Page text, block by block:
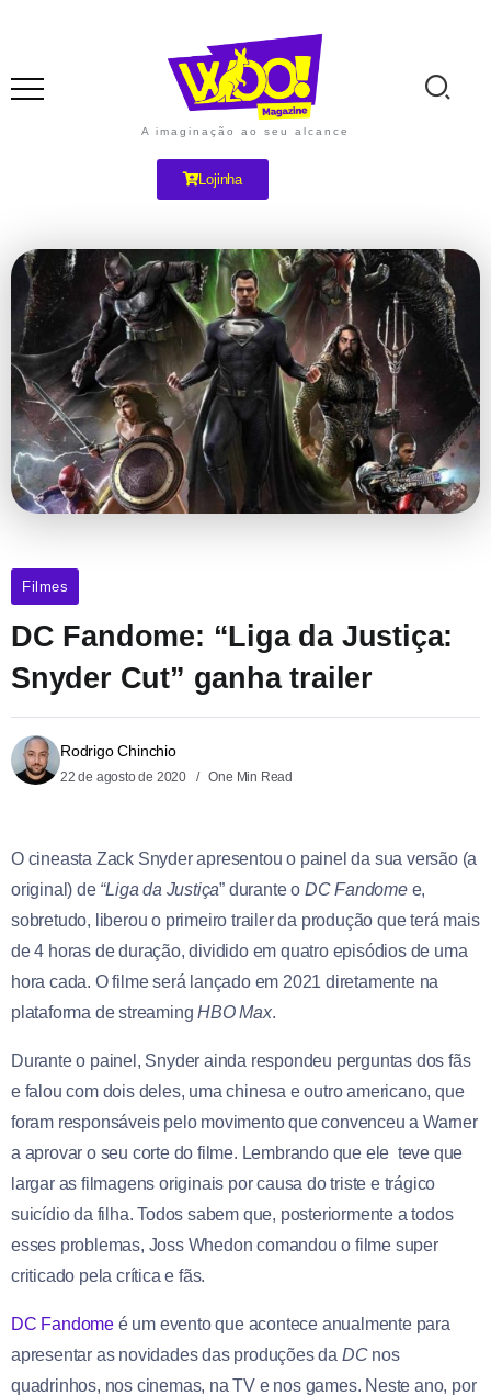
A imaginação ao seu alcance
Lojinha
Filmes
DC Fandome: “Liga da Justiça:
Snyder Cut” ganha trailer
Rodrigo Chinchio
22 de agosto de 2020 One Min Read
O cineasta Zack Snyder apresentou o painel da sua versão (a
original) de “Liga da Justiça” durante o DC Fandomee,
sobretudo, liberou o primeiro trailer da produção que terá mais
de 4 horas de duração, dividido em quatro episódios de uma
hora cada. O filme será lançado em 2021 diretamente na
plataforma de streamingHBO Max.
Durante o painel, Snyder ainda respondeu perguntas dos fãs
e falou com dois deles, uma chinesa e outro americano, que
foram responsáveis pelo movimento que convenceu a Warner
a aprovar o seu corte do filme. Lembrando que ele teve que
largar as filmagens originais por causa do triste e trágico
suicídio da filha. Todos sabem que, posteriormente a todos
esses problemas, Joss Whedon comandou o filme super
criticado pela crítica e fãs.
DC Fandome é um evento que acontece anualmente para
apresentar as novidades das produções da DCnos
quadrinhos, nos cinemas, na TV e nos games. Neste ano, por